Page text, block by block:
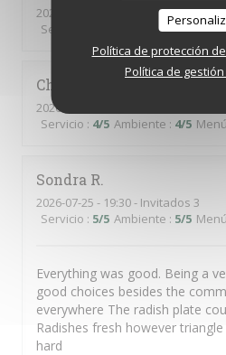
Política de protección
Política de
2026-07-30
- 12:30 - Invitados 2
Servicio
Ambiente:4/5
Chantal
2026-07-26
Servicio : 4/5 Ambiente : 4/5 Menú
Sondra R
2026-07-25 - 19:30 - Invitados 3
Servicio : 5/5 Ambiente : 5/5 Menú
Everything was good. Being a
good choices besides the
everywhere The radish plate
Radishes fresh however
hard